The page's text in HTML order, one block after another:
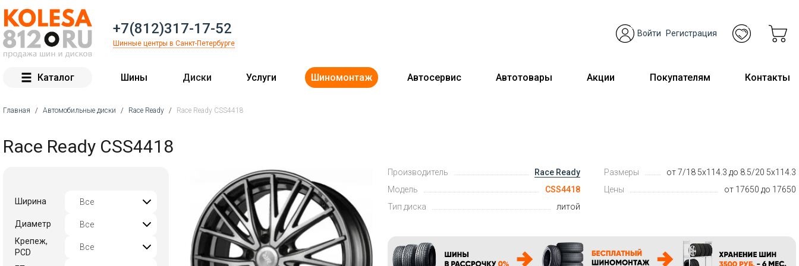
+7(812)317-17-52
Шинные центры в Санкт-Петербурге
Войти Регистрация
Каталог Шины Диски Услуги Шиномонтаж Автосервис Автотовары Акции Покупателям Контакты
Главная / Автомобильные диски / Race Ready / Race Ready CSS4418
Race Ready CSS4418
Ширина
Диаметр
Крепеж,
PCD
Производитель
Race Ready
Модель
CSS4418
Тип диска
литой
Размеры
от 7/18 5x114.3 до 8.5/20 5x114.3
Цены
от 17650 до 17650